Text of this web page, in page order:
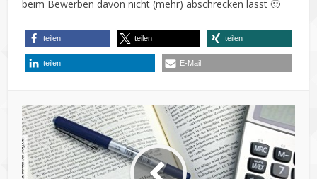
beim Bewerben davon nicht (mehr) abschrecken lasst 🙂
teilen teilen teilen
teilen E-Mail